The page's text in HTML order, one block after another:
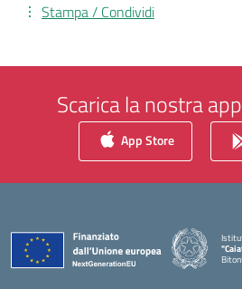
Stampa / Condividi
Scarica la nostra
App Store